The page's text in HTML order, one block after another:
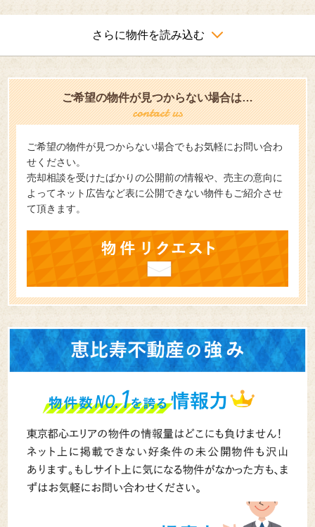
さらに物件を読み込む
ご希望の物件が見つからない場合は…
ご希望の物件が見つからない場合でもお気軽にお問い合わ
せください。
売却相談を受けたばかりの公開前の情報や、売主の意向に
よってネット広告など表に公開できない物件もご紹介させ
て頂きます。